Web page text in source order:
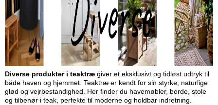
Diverse produkter i teaktræ giver et eksklusivt og tidløst udtryk til
både haven og hjemmet. Teaktræ er kendt for sin styrke, naturlige
glød og vejrbestandighed. Her finder du havemøbler, borde, stole
og tilbehør i teak, perfekte til moderne og holdbar indretning.